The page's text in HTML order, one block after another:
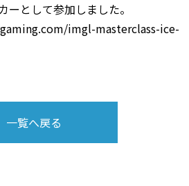
ーとして参加しました。
imgl-masterclass-ice-
一覧へ戻る